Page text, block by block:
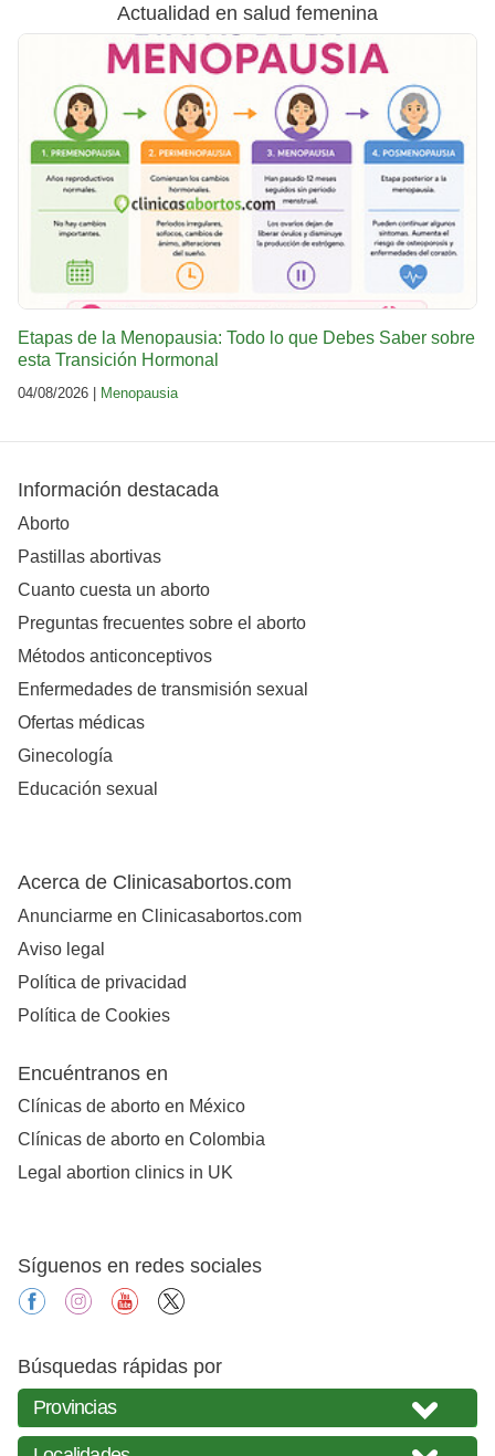
Actualidad en salud femenina
Etapas de la Menopausia: Todo lo que Debes Saber sobre
esta Transición Hormonal
04/08/2026 | Menopausia
Información destacada
Aborto
Pastillas abortivas
Cuanto cuesta un aborto
Preguntas frecuentes sobre el aborto
Métodos anticonceptivos
Enfermedades de transmisión sexual
Ofertas médicas
Ginecología
Educación sexual
Acerca de Clinicasabortos.com
Anunciarme en Clinicasabortos.com
Aviso legal
Política de privacidad
Política de Cookies
Encuéntranos en
Clínicas de aborto en México
Clínicas de aborto en Colombia
Legal abortion clinics in UK
Síguenos en redes sociales
facebookinstagramyoutube
Búsquedas rápidas por